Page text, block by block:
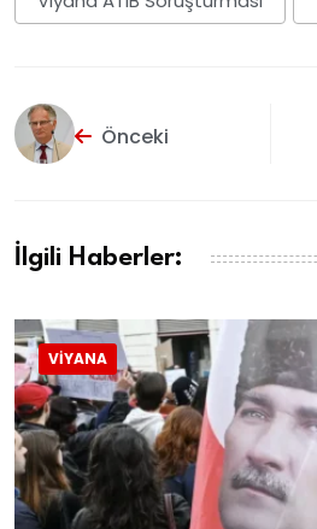
Önceki
İlgili Haberler:
VIYANA